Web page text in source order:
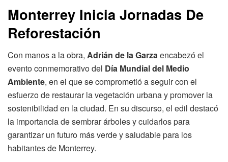
Monterrey Inicia Jornadas De
Reforestación
Con manos a la obra, Adrián de la Garzaencabezó el
evento conmemorativo del Día Mundial del Medio
Ambiente, en el que se comprometió a seguir con el
esfuerzo de restaurar la vegetación urbana y promover la
sostenibilidad en la ciudad. En su discurso, el edil destacó
la importancia de sembrar árboles y cuidarlos para
garantizar un futuro más verde y saludable para los
habitantes de Monterrey.